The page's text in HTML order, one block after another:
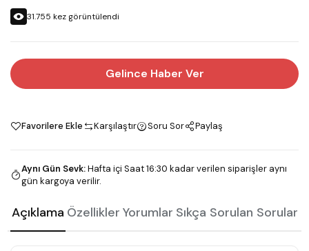
31.755 kez görüntülendi
Gelince Haber Ver
Favorilere Ekle Karşılaştır Soru Sor Paylaş
Aynı Gün Sevk:Hafta içi Saat 16:30 kadar verilen siparişler aynı
gün kargoya verilir.
Açıklama Özellikler Yorumlar Sıkça Sorulan Sorular